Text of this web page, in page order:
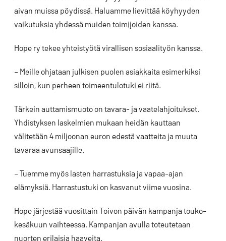
aivan muissa pöydissä. Haluamme lievittää köyhyyden
vaikutuksia yhdessä muiden toimijoiden kanssa.
Hope ry tekee yhteistyötä virallisen sosiaalityön kanssa.
– Meille ohjataan julkisen puolen asiakkaita esimerkiksi
silloin, kun perheen toimeentulotuki ei riitä.
Tärkein auttamismuoto on tavara- ja vaatelahjoitukset.
Yhdistyksen laskelmien mukaan heidän kauttaan
välitetään 4 miljoonan euron edestä vaatteita ja muuta
tavaraa avunsaajille.
– Tuemme myös lasten harrastuksia ja vapaa-ajan
elämyksiä. Harrastustuki on kasvanut viime vuosina.
Hope järjestää vuosittain Toivon päivän kampanja touko-
kesäkuun vaihteessa. Kampanjan avulla toteutetaan
nuorten erilaisia haaveita.